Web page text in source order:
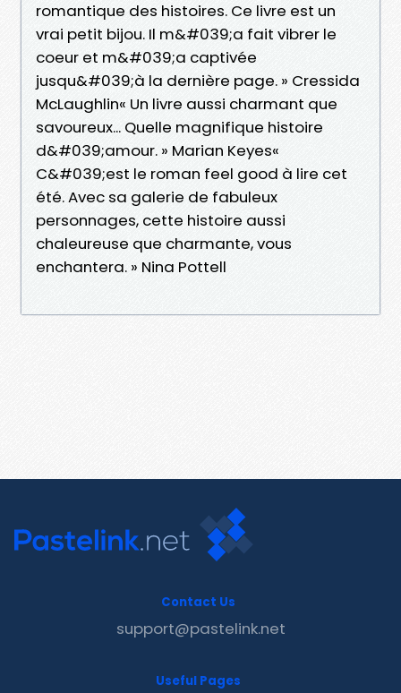
romantique des histoires. Ce livre est un
vrai petit bijou. Il m&#039;a fait vibrer le
coeur et m&#039;a captivée
jusqu&#039;à la dernière page. » Cressida
McLaughlin« Un livre aussi charmant que
savoureux... Quelle magnifique histoire
d&#039;amour. » Marian Keyes«
C&#039;est le roman feel good à lire cet
été. Avec sa galerie de fabuleux
personnages, cette histoire aussi
chaleureuse que charmante, vous
enchantera. » Nina Pottell
Contact Us
support@pastelink.net
Useful Pages